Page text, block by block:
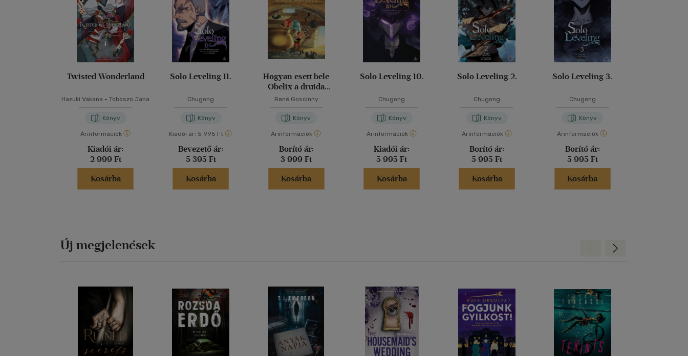
Twisted Wonderland
Hazuki Vakana -Toboszo Jana
Könyv
Árinformációk
Kiadói ár:
2 999 Ft
Kosárba
Solo Leveling 11.
Chugong
Könyv
Kiadói ár: 5 995 Ft
Bevezető ár:
5 395 Ft
Kosárba
Hogyan esett bele
Obelix a druida
kondérjába, amikor
René Goscinny
Könyv
Árinformációk
Borító ár:
3 999 Ft
Kosárba
Solo Leveling 10.
Chugong
Könyv
Árinformációk
Kiadói ár:
5 995 Ft
Kosárba
Solo Leveling 2.
Chugong
Könyv
Árinformációk
Borító ár:
5 995 Ft
Kosárba
Solo Leveling 3.
Chugong
Könyv
Árinformációk
Borító ár:
5 995 Ft
Kosárba
Új megjelenések Előre